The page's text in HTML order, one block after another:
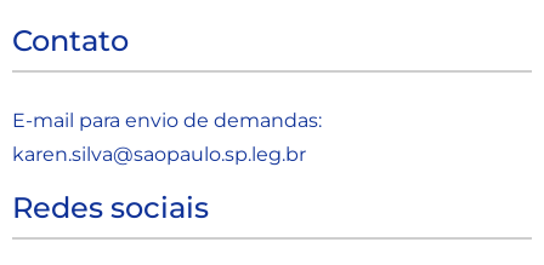
Contato
E-mail para envio de demandas:
karen.silva@saopaulo.sp.leg.br
Redes sociais